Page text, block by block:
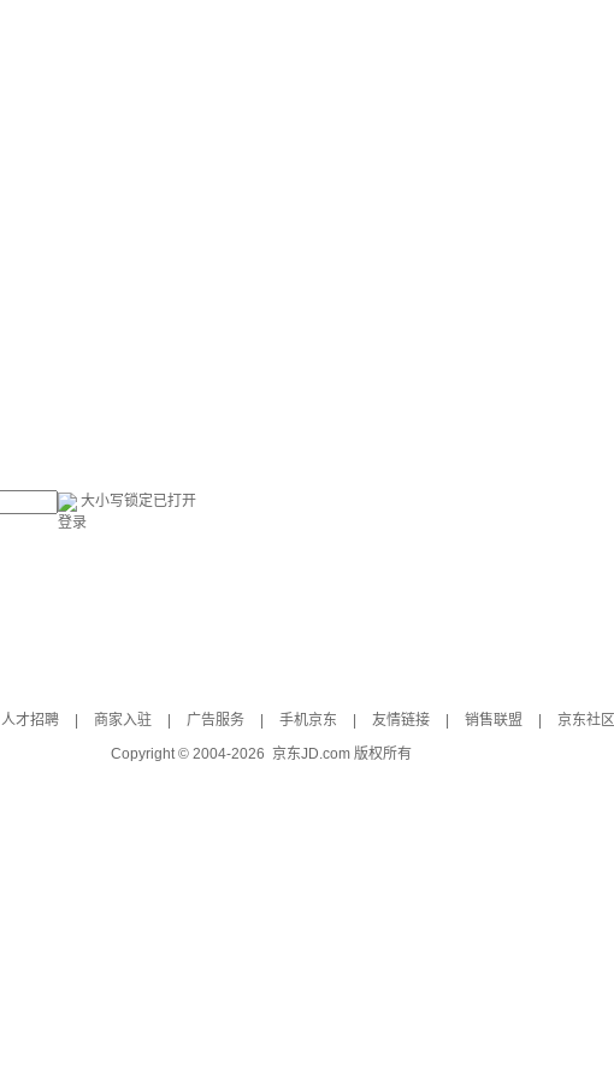
大小写锁定已打开
登录
人才招聘 商家入驻 广告服务 手机京东 友情链接 销售联盟 京东社区
Copyright © 2004-2026 京东JD.com 版权所有